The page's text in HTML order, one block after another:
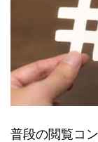
普段の閲覧コ